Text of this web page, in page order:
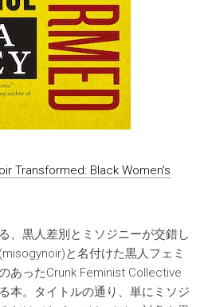
Transformed: Black Women’s
、黒人差別とミソジニーが交錯し
と名付けた黒人フェミ
あったCrunk Feminist Collective
本。タイトルの通り、単にミソジ